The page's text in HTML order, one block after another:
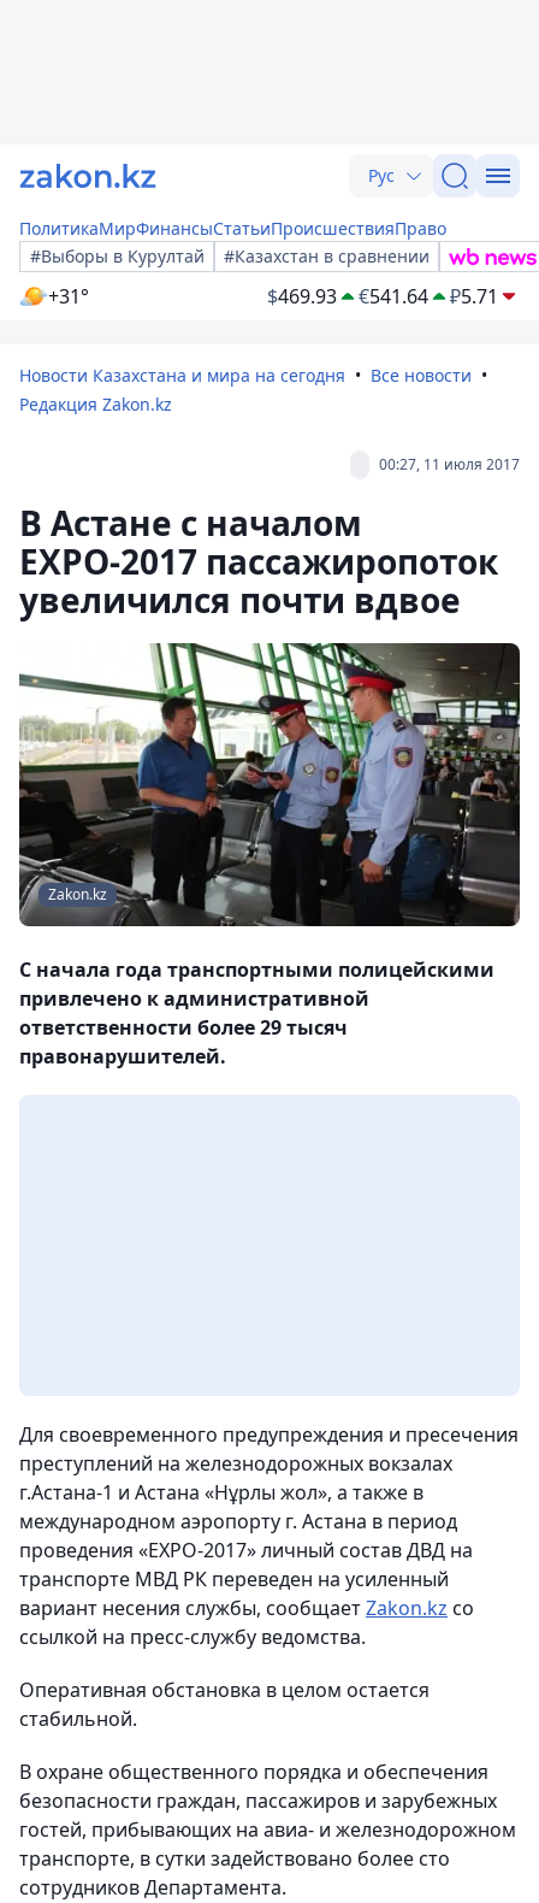
Рус
ПолитикаМирФинансыСтатьиПроисшествияПраво
#Выборы в Курултай
#Казахстан в сравнении
+31° $469.93 €541.64 ₽5.71
Новости Казахстана и мира на сегодня
Все новости
Редакция Zakon.kz
00:27, 11 июля 2017
В Астане с началом
ЕХРО-2017 пассажиропоток
увеличился почти вдвое
Zakon.kz
С начала года транспортными полицейскими
привлечено к административной
ответственности более 29 тысяч
правонарушителей.
Для своевременного предупреждения и пресечения
преступлений на железнодорожных вокзалах
г.Астана-1 и Астана «Нұрлы жол», а также в
международном аэропорту г. Астана в период
проведения «ЕХРО-2017» личный состав ДВД на
транспорте МВД РК переведен на усиленный
вариант несения службы, сообщаетZakon.kz со
ссылкой на пресс-службу ведомства.
Оперативная обстановка в целом остается
стабильной.
В охране общественного порядка и обеспечения
безопасности граждан, пассажиров и зарубежных
гостей, прибывающих на авиа- и железнодорожном
транспорте, в сутки задействовано более сто
сотрудников Департамента.